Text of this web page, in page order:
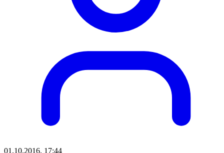
01.10.2016. 17:44